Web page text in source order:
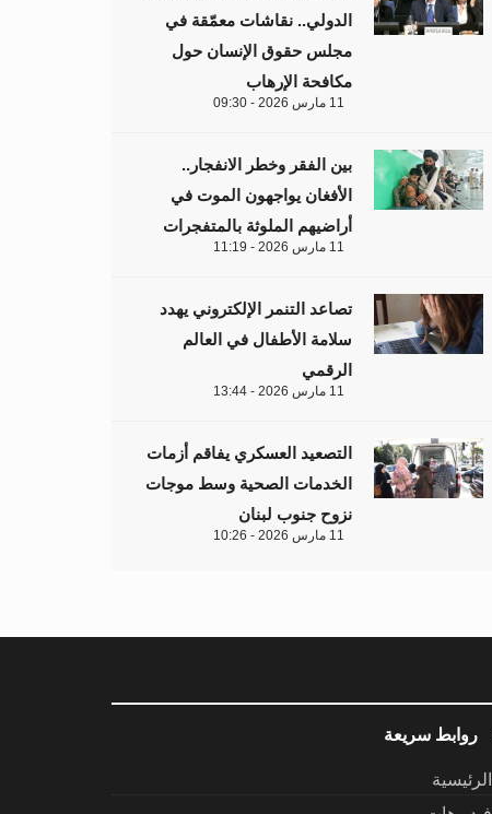
الدولي.. نقاشات معمّقة في
مجلس حقوق الإنسان حول
مكافحة الإرهاب
11 مارس 2026 - 09:30
بين الفقر وخطر الانفجار..
الأفغان يواجهون الموت في
أراضيهم الملوثة بالمتفجرات
11 مارس 2026 - 11:19
تصاعد التنمر الإلكتروني يهدد
سلامة الأطفال في العالم
الرقمي
11 مارس 2026 - 13:44
التصعيد العسكري يفاقم أزمات
الخدمات الصحية وسط موجات
نزوح جنوب لبنان
11 مارس 2026 - 10:26
روابط سريعة
الرئيسية